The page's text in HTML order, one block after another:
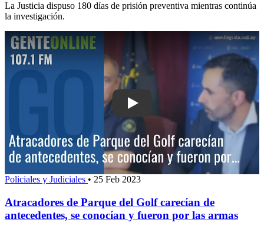
La Justicia dispuso 180 días de prisión preventiva mientras continúa
la investigación.
Play: Atracadores de Parque del Golf
Policiales y Judiciales • 25 Feb 2023
Atracadores de Parque del Golf carecían de
antecedentes, se conocían y fueron por las armas